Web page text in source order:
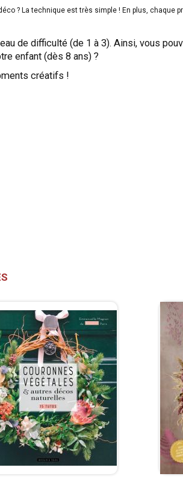
? La technique est très simple ! En plus, chaque
de difficulté (de 1 à 3). Ainsi, vous
enfant (dès 8 ans) ?
créatifs !